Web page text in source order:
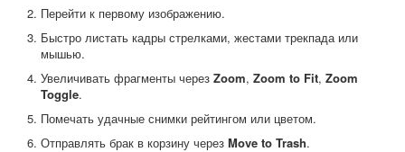
Перейти к первому изображению.
Быстро листать кадры стрелками, жестами трекпада или
мышью.
Увеличивать фрагменты через Zoom, Zoom to Fit, Zoom
Toggle.
Помечать удачные снимки рейтингом или цветом.
Отправлять брак в корзину через Move to Trash.